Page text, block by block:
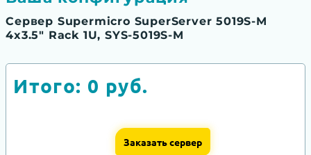
Сервер Supermicro SuperServer 5019S-M
4x3.5" Rack 1U, SYS-5019S-M
Итого: 0 руб.
Заказать сервер